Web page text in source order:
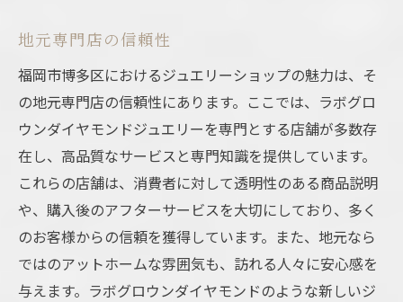
地元専門店の信頼性
福岡市博多区におけるジュエリーショップの魅力は、そ
の地元専門店の信頼性にあります。ここでは、ラボグロ
ウンダイヤモンドジュエリーを専門とする店舗が多数存
在し、高品質なサービスと専門知識を提供しています。
これらの店舗は、消費者に対して透明性のある商品説明
や、購入後のアフターサービスを大切にしており、多く
のお客様からの信頼を獲得しています。また、地元なら
ではのアットホームな雰囲気も、訪れる人々に安心感を
与えます。ラボグロウンダイヤモンドのような新しいジ